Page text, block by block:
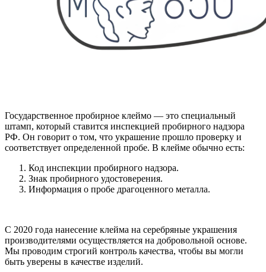
Государственное пробирное клеймо — это специальный
штамп, который ставится инспекцией пробирного надзора
РФ. Он говорит о том, что украшение прошло проверку и
соответствует определенной пробе. В клейме обычно есть:
Код инспекции пробирного надзора.
Знак пробирного удостоверения.
Информация о пробе драгоценного металла.
С 2020 года нанесение клейма на серебряные украшения
производителями осуществляется на добровольной основе.
Мы проводим строгий контроль качества, чтобы вы могли
быть уверены в качестве изделий.